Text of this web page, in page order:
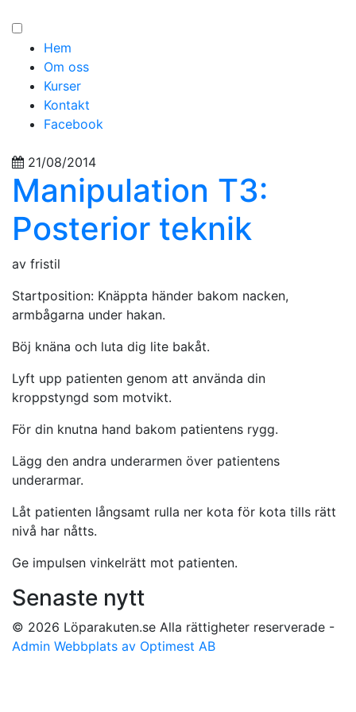
Hem
Om oss
Kurser
Kontakt
Facebook
21/08/2014
Manipulation T3:
Posterior teknik
av fristil
Startposition: Knäppta händer bakom nacken,
armbågarna under hakan.
Böj knäna och luta dig lite bakåt.
Lyft upp patienten genom att använda din
kroppstyngd som motvikt.
För din knutna hand bakom patientens rygg.
Lägg den andra underarmen över patientens
underarmar.
Låt patienten långsamt rulla ner kota för kota tills rätt
nivå har nåtts.
Ge impulsen vinkelrätt mot patienten.
Senaste nytt
© 2026 Löparakuten.se Alla rättigheter reserverade -
Admin Webbplats av Optimest AB